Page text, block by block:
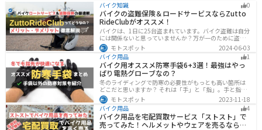
バイク知識 0
バイクの盗難保険＆ロードサービスならZutto
RideClubがオススメ！
バイクは、1日に25台盗まれています。バイク盗難は自分
には関係ないと思っていませんか？万が一のために盗難
保険を検討しておきましょう。この記事ではオススメの
バイク盗難保険「ZuttoRideClub」について解説します。
ロードサービスや会員限定特典などもあるので、お得な
バイク盗難保険を探している人に最適です。
モトスポット
2024-06-03
バイク用品
1
バイク用オススメ防寒手袋6+3選！最強はやっ
ぱり電熱グローブなの？
冬のライディングで防寒の必要性がもっとも高い箇所は
どこだと思いますか？ それは「手」と「指」。手と指が
冷えてしまうと、防寒ジャケットをいくら着込んでも寒
さから逃れることはできません。そんな防寒の要となる
オススメ防寒手袋を紹介します。
モトスポット
2023-11-18
バイク用品
4
バイク用品を宅配買取サービス「ストスト」で
売ってみた！ヘルメットやウェアを売るならオ